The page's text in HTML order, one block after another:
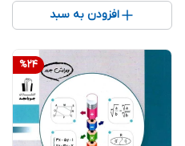
افزودن به سبد
%24